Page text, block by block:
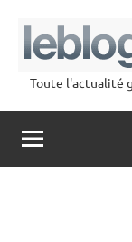
contenu
Toute l'actualité